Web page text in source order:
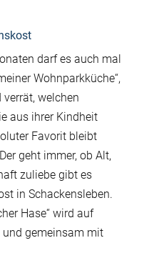
darf es auch mal
Wohnparkküche“,
welchen
aus ihrer Kindheit
Favorit bleibt
geht immer, ob Alt,
zuliebe gibt es
in Schackensleben.
Hase“ wird auf
und gemeinsam mit